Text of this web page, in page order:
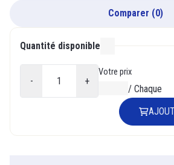
Comparer (0)
Quantité disponible
- +
Votre prix
/ Chaque